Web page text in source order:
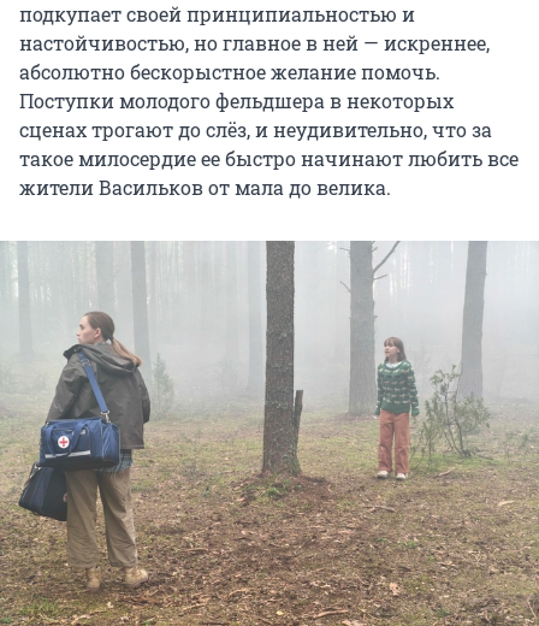
подкупает своей принципиальностью и
настойчивостью, но главное в ней — искреннее,
абсолютно бескорыстное желание помочь.
Поступки молодого фельдшера в некоторых
сценах трогают до слёз, и неудивительно, что за
такое милосердие ее быстро начинают любить все
жители Васильков от мала до велика.